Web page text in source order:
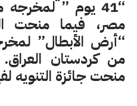
“41 يوم ”
مصر، فيما منحت
“أرض الأبطال”
من كردستان
منحت جائزة التنويه